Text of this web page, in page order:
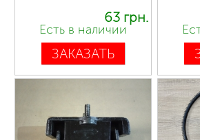
63 грн.
Есть в наличии
ЗАКАЗАТЬ